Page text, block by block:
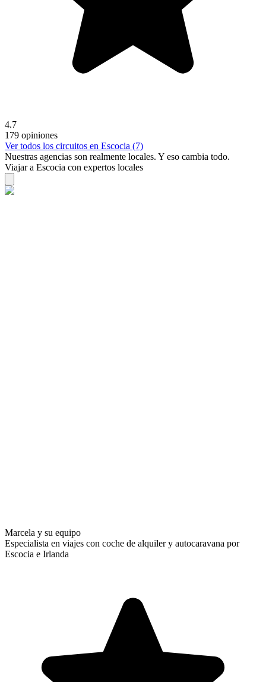
4.7
179 opiniones
Ver todos los circuitos en Escocia (7)
Nuestras agencias son realmente locales. Y eso cambia todo.
Viajar a Escocia con expertos locales
Marcela y su equipo
Especialista en viajes con coche de alquiler y autocaravana por
Escocia e Irlanda